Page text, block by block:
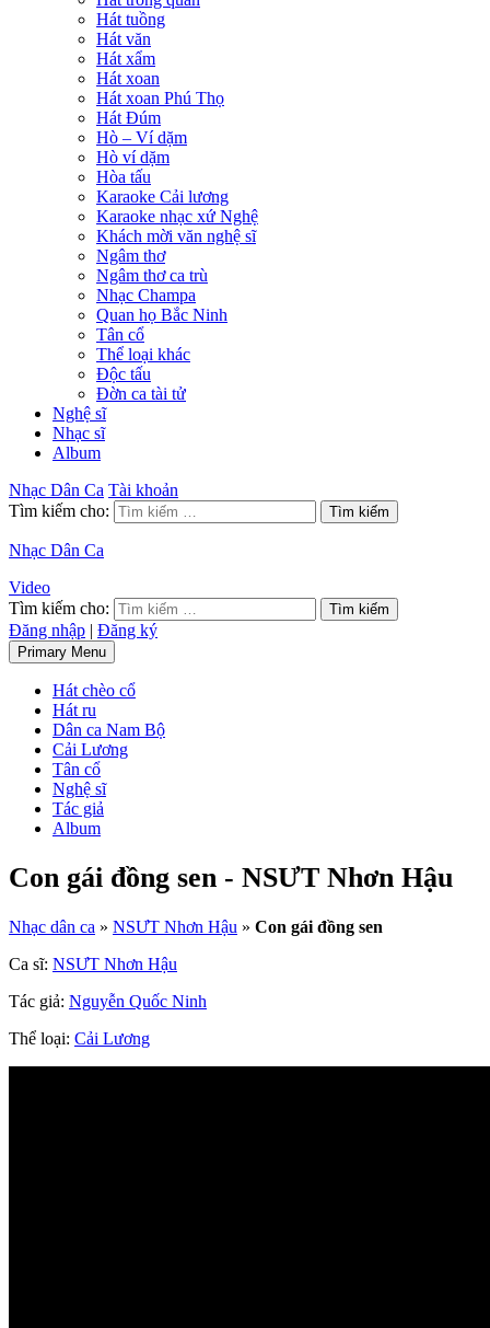
Hát tuồng
Hát văn
Hát xẩm
Hát xoan
Hát xoan Phú Thọ
Hát Đúm
Hò – Ví dặm
Hò ví dặm
Hòa tấu
Karaoke Cải lương
Karaoke nhạc xứ Nghệ
Khách mời văn nghệ sĩ
Ngâm thơ
Ngâm thơ ca trù
Nhạc Champa
Quan họ Bắc Ninh
Tân cổ
Thể loại khác
Độc tấu
Đờn ca tài tử
Nghệ sĩ
Nhạc sĩ
Album
Nhạc Dân Ca Tài khoản
Tìm kiếm cho:
Nhạc Dân Ca
Video
Tìm kiếm cho:
Đăng nhập | Đăng ký
Primary Menu
Hát chèo cổ
Hát ru
Dân ca Nam Bộ
Cải Lương
Tân cổ
Nghệ sĩ
Tác giả
Album
Con gái đồng sen - NSƯT Nhơn Hậu
Nhạc dân ca » NSƯT Nhơn Hậu » Con gái đồng sen
Ca sĩ: NSƯT Nhơn Hậu
Tác giả: Nguyễn Quốc Ninh
Thể loại: Cải Lương